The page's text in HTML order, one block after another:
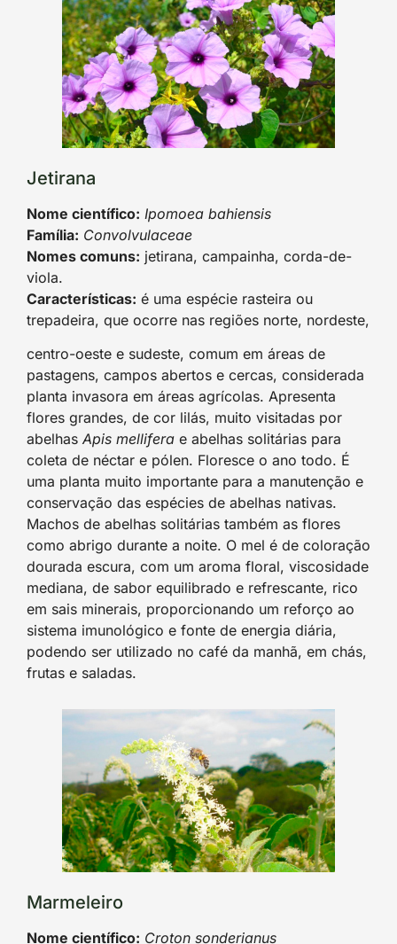
Jetirana
Nome científico: Ipomoea bahiensis
Família: Convolvulaceae
Nomes comuns: jetirana, campainha, corda-de-
viola.
Características: é uma espécie rasteira ou
trepadeira, que ocorre nas regiões norte, nordeste,
centro-oeste e sudeste, comum em áreas de
pastagens, campos abertos e cercas, considerada
planta invasora em áreas agrícolas. Apresenta
flores grandes, de cor lilás, muito visitadas por
abelhas Apis mellifera e abelhas solitárias para
coleta de néctar e pólen. Floresce o ano todo. É
uma planta muito importante para a manutenção e
conservação das espécies de abelhas nativas.
Machos de abelhas solitárias também as flores
como abrigo durante a noite. O mel é de coloração
dourada escura, com um aroma floral, viscosidade
mediana, de sabor equilibrado e refrescante, rico
em sais minerais, proporcionando um reforço ao
sistema imunológico e fonte de energia diária,
podendo ser utilizado no café da manhã, em chás,
frutas e saladas.
Marmeleiro
Nome científico: Croton sonderianus